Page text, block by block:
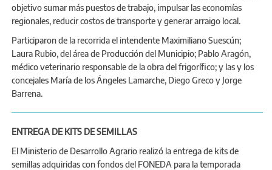
objetivo sumar más puestos de trabajo, impulsar las economías
regionales, reducir costos de transporte y generar arraigo local.
Participaron de la recorrida el intendente Maximiliano Suescún;
Laura Rubio, del área de Producción del Municipio; Pablo Aragón,
médico veterinario responsable de la obra del frigorífico; y las y los
concejales María de los Ángeles Lamarche, Diego Greco y Jorge
Barrena.
ENTREGA DE KITS DE SEMILLAS
El Ministerio de Desarrollo Agrario realizó la entrega de kits de
semillas adquiridas con fondos del FONEDA para la temporada